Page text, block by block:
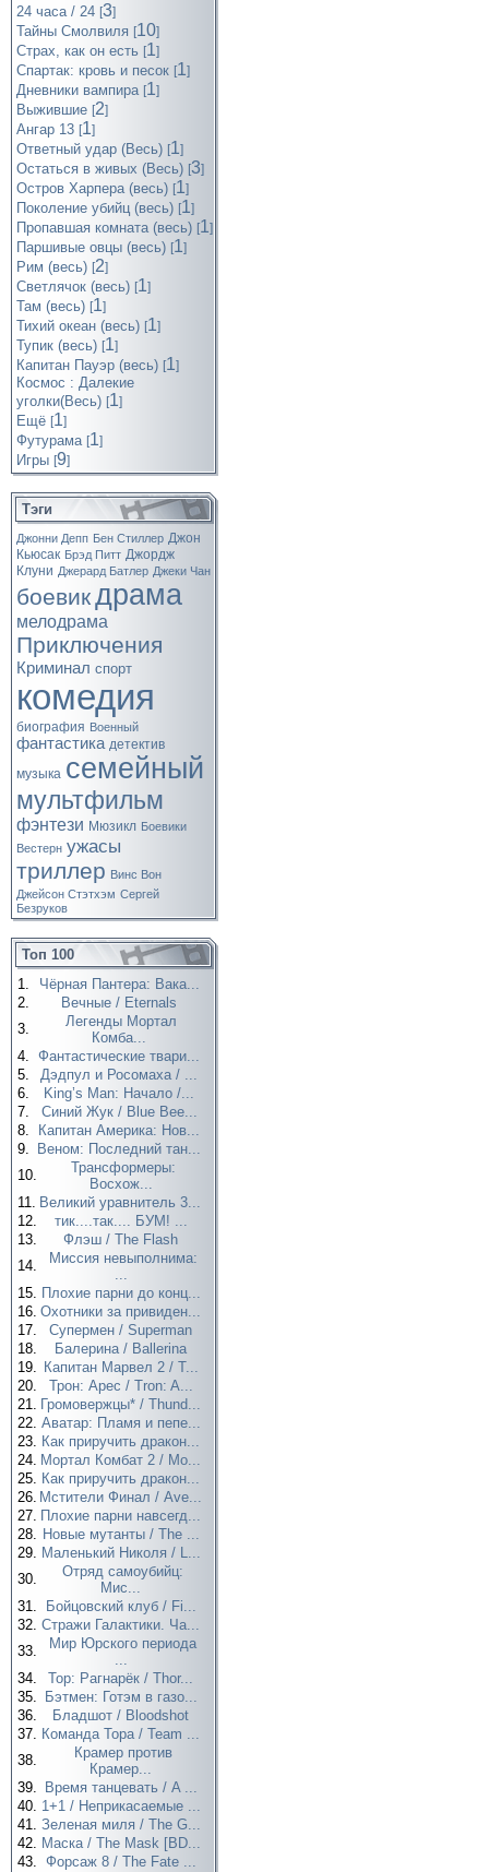
24 часа / 24 [3]
Тайны Смолвиля [10]
Страх, как он есть [1]
Спартак: кровь и песок [1]
Дневники вампира [1]
Выжившие [2]
Ангар 13 [1]
Ответный удар (Весь) [1]
Остаться в живых (Весь) [3]
Остров Харпера (весь) [1]
Поколение убийц (весь) [1]
Пропавшая комната (весь) [1]
Паршивые овцы (весь) [1]
Рим (весь) [2]
Светлячок (весь) [1]
Там (весь) [1]
Тихий океан (весь) [1]
Тупик (весь) [1]
Капитан Пауэр (весь) [1]
Космос : Далекие
уголки(Весь) [1]
Ещё [1]
Футурама [1]
Игры [9]
Тэги
Джонни Депп Бен Стиллер Джон
Кьюсак Брэд Питт Джордж
Клуни Джерард Батлер Джеки Чан
боевикдрама
мелодрама
Приключения
Криминал спорт
комедия
биография Военный
фантастика детектив
музыка семейный
мультфильм
фэнтези Мюзикл Боевики
Вестерн ужасы
триллер Винс Вон
Джейсон Стэтхэм Сергей
Безруков
Топ 100
1.
Чёрная Пантера: Вака...
2.
Вечные / Eternals
3.
Легенды Мортал
Комба...
4. Фантастические твари...
5.
Дэдпул и Росомаха / ...
6.
King’s Man: Начало /...
7.
Синий Жук / Blue Bee...
8.
Капитан Америка: Нов...
9.
Веном: Последний тан...
10.
Трансформеры:
Восхож...
11. Великий уравнитель 3...
12.
тик....так.... БУМ! ...
13.
Флэш / The Flash
14.
Миссия невыполнима:
...
15. Плохие парни до конц...
16. Охотники за привиден...
17.
Супермен / Superman
18.
Балерина / Ballerina
19. Капитан Марвел 2 / T...
20.
Трон: Арес / Tron: A...
21. Громовержцы* / Thund...
22. Аватар: Пламя и пепе...
23. Как приручить дракон...
24. Мортал Комбат 2 / Mo...
25. Как приручить дракон...
26. Мстители Финал / Ave...
27. Плохие парни навсегд...
28. Новые мутанты / The ...
29. Маленький Николя / L...
30.
Отряд самоубийц:
Мис...
31.
Бойцовский клуб / Fi...
32. Стражи Галактики. Ча...
33.
Мир Юрского периода
...
34.
Тор: Рагнарёк / Thor...
35.
Бэтмен: Готэм в газо...
36.
Бладшот / Bloodshot
37. Команда Тора / Team ...
38.
Крамер против
Крамер...
39.
Время танцевать / A ...
40. 1+1 / Неприкасаемые ...
41. Зеленая миля / The G...
42. Маска / The Mask [BD...
43. Форсаж 8 / The Fate ...